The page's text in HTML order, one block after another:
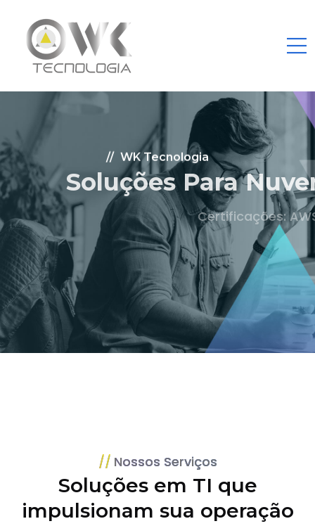
WK Tecnologia
Soluções Para Nuvem.
Certificações: AWS Partner, Microsoft Gold
Fale Conosco
Nossos Serviços
Soluções em TI que
impulsionam sua operação